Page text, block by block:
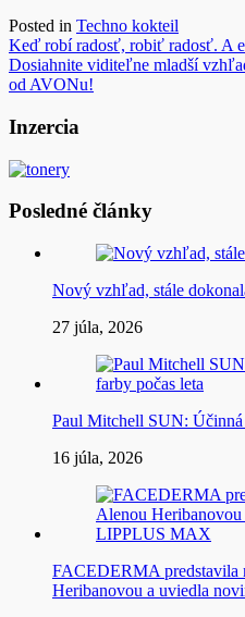
Posted in Techno kokteil
Navigácia
v
Keď robí radosť, robiť radosť. A
Dosiahnite viditeľne mladší
od AVONu!
Inzercia
Posledné články
Nový vzhľad, stále
27 júla, 2026
Paul Mitchell SUN: Účinná
16 júla, 2026
FACEDERMA predstavila
Heribanovou a uviedla